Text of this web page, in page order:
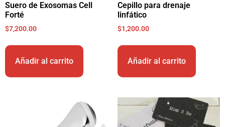
Suero de Exosomas Cell
Forté
$7,200.00
Añadir al carrito
Cepillo para drenaje
linfático
$1,200.00
Añadir al carrito